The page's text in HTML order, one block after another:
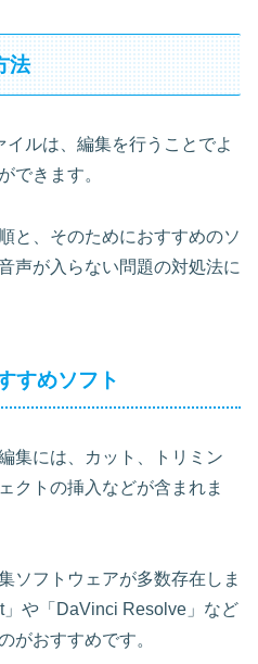
法
ルは、編集を行うことでよ
できます。
と、そのためにおすすめのソ
声が入らない問題の対処法に
すめソフト
集には、カット、トリミン
クトの挿入などが含まれま
ソフトウェアが多数存在しま
や「DaVinci Resolve」など
がおすすめです。